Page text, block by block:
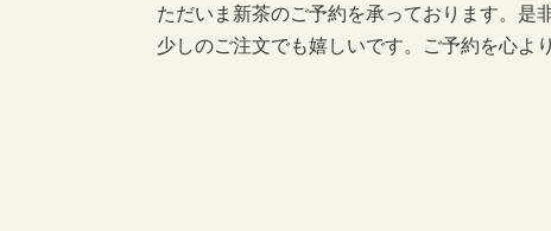
ただいま新茶のご予約を承っております。是
少しのご注文でも嬉しいです。ご予約を心よ